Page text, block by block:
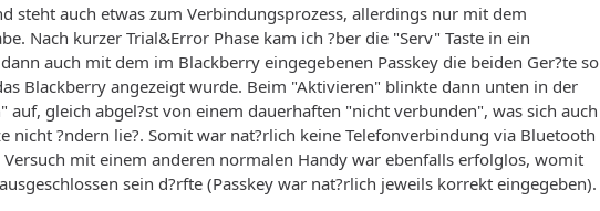
steht auch etwas zum Verbindungsprozess, allerdings nur mit dem
Nach kurzer Trial&Error Phase kam ich ?ber die "Serv" Taste in ein
auch mit dem im Blackberry eingegebenen Passkey die beiden Ger?te so
Blackberry angezeigt wurde. Beim "Aktivieren" blinkte dann unten in der
auf, gleich abgel?st von einem dauerhaften "nicht verbunden", was sich auch
nicht ?ndern lie?. Somit war nat?rlich keine Telefonverbindung via Bluetooth
mit einem anderen normalen Handy war ebenfalls erfolglos, womit
sein d?rfte (Passkey war nat?rlich jeweils korrekt eingegeben).